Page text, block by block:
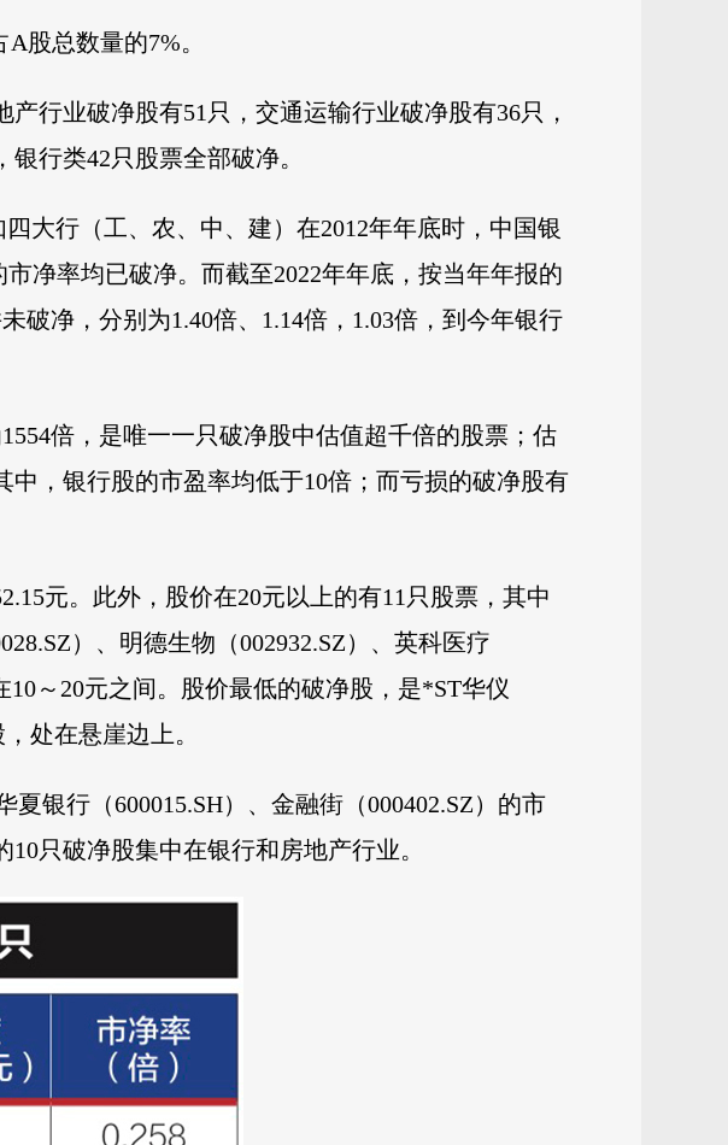
股总数量的7%。
行业破净股有51只，交通运输行业破净股有36只，
行类42只股票全部破净。
大行（工、农、中、建）在2012年年底时，中国银
净率均已破净。而截至2022年年底，按当年年报的
破净，分别为1.40倍、1.14倍，1.03倍，到今年银行
倍，是唯一一只破净股中估值超千倍的股票；估
中，银行股的市盈率均低于10倍；而亏损的破净股有
元。此外，股价在20元以上的有11只股票，其中
）、明德生物（002932.SZ）、英科医疗
10～20元之间。股价最低的破净股，是*ST华仪
处在悬崖边上。
银行（600015.SH）、金融街（000402.SZ）的市
只破净股集中在银行和房地产行业。